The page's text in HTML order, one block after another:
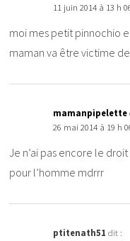
11 juin 2014 à 13 h
moi mes petit pinnochio
maman va être victime
mamanpipelette
26 mai 2014 à 19 h
Je n’ai pas encore le
pour l’homme mdrrr
ptitenath51 dit :